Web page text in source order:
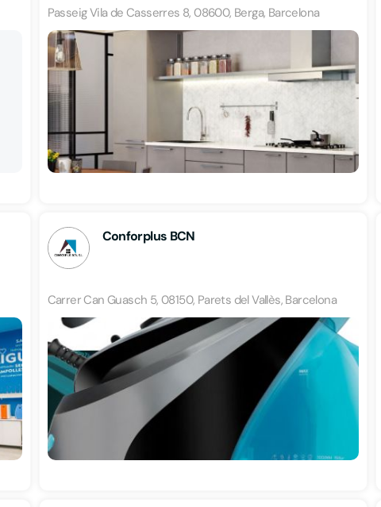
Passeig Vila de Casserres 8, 08600, Berga, Barcelona
Conforplus BCN
Carrer Can Guasch 5, 08150, Parets del Vallès, Barcelona